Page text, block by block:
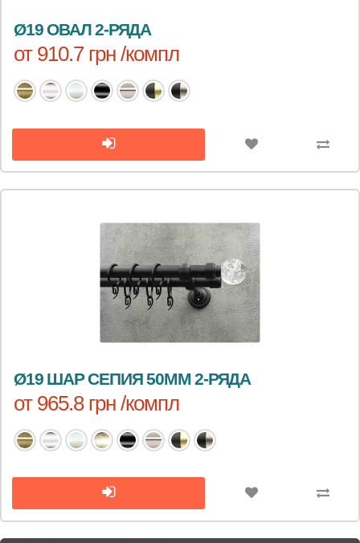
Ø19 ОВАЛ 2-РЯДА
от 910.7 грн /компл
Ø19 ШАР СЕПИЯ 50ММ 2-РЯДА
от 965.8 грн /компл